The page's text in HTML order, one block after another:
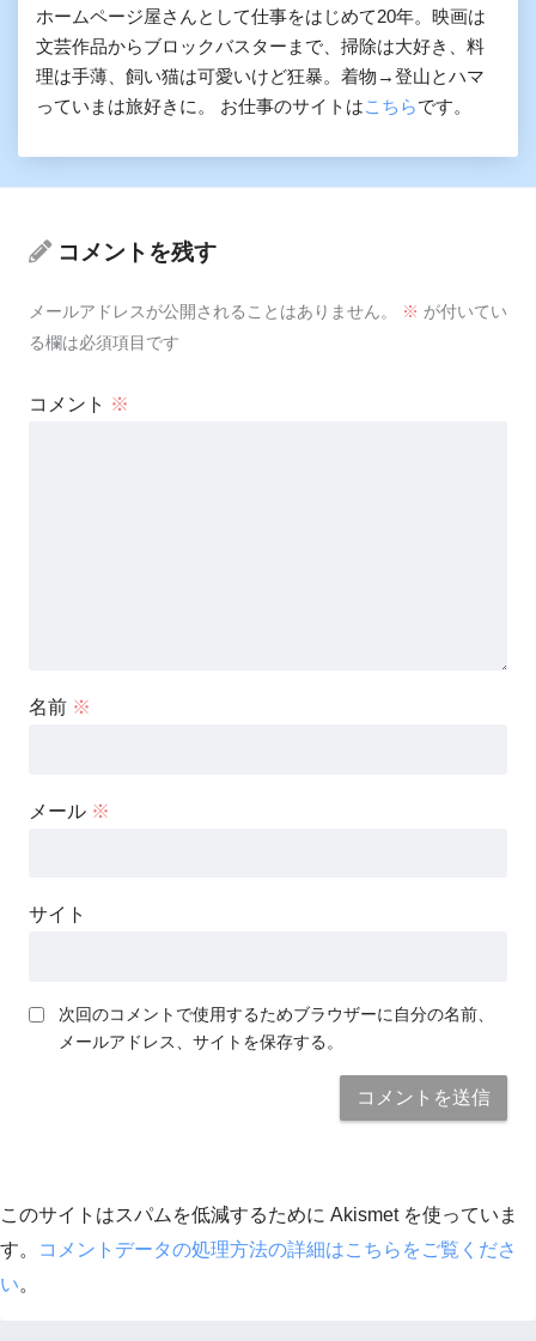
ホームページ屋さんとして仕事をはじめて20年。映画は
文芸作品からブロックバスターまで、掃除は大好き、料
理は手薄、飼い猫は可愛いけど狂暴。着物→登山とハマ
っていまは旅好きに。 お仕事のサイトはこちらです。
コメントを残す
メールアドレスが公開されることはありません。 ※ が付いてい
る欄は必須項目です
コメント ※
名前 ※
メール ※
サイト
次回のコメントで使用するためブラウザーに自分の名前、
メールアドレス、サイトを保存する。
このサイトはスパムを低減するために Akismet を使っていま
す。
コメントデータの処理方法の詳細はこちらをご覧くださ
い。